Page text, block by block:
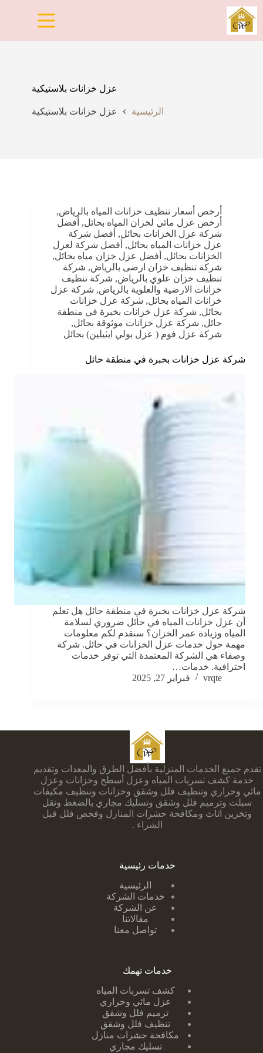
التجاوز
إلى
المحتوى
عزل خزانات بلاستيكية
الرئيسية عزل خزانات بلاستيكية
أرخص أسعار تنظيف خزانات المياه بالرياض,
أرخص عزل مائي لخزان المياه بحائل, أفضل
شركة عزل الخزانات بحائل, أفضل شركة
عزل خزانات المياه بحائل, أفضل شركة لعزل
الخزانات بحائل, أفضل عزل خزان مياه بحائل,
شركة تنظيف خزان ارضى بالرياض, شركة
تنظيف خزان علوي بالرياض, شركة تنظيف
خزانات الارضية والعلوية بالرياض, شركة عزل
خزانات المياه بحائل, شركة عزل خزانات
بحائل, شركة عزل خزانات بخبرة في منطقة
حائل, شركة عزل خزانات موثوقة بحائل,
شركة عزل فوم ( عزل بولي ايثيلين) بحائل
شركة عزل خزانات بخبرة في منطقة حائل
شركة عزل خزانات بخبرة في منطقة حائل هل تعلم
أن عزل خزانات المياه في حائل ضروري لسلامة
المياه وزيادة عمر الخزان؟ سنقدم لكم معلومات
مهمة حول خدمات عزل الخزانات في حائل. شركة
وصفاء هي الشركة المعتمدة التي توفر خدمات
احترافية. خدمات…
vrqte
فبراير 27, 2025
تقدم جميع الخدمات المنزلية بأفضل الطرق والمعدات وتقديم
خدمة كشف تسربات المياه وعزل أسطح وخزانات وعزل
مائي وحراري وتنظيف فلل وشقق وخزانات وتنظيف مكيفات
سبلت وترميم فلل وشقق وتسليك مجاري بالضغط ونقل
وتخزين اثاث ومكافحة حشرات المنازل وفحص فلل قبل
الشراء .
خدمات رئيسية
الرئيسية
خدمات الشركة
عن الشركة
مقالاتنا
تواصل معنا
خدمات تهمك
كشف تسربات ا لمياه
عزل مائي وحراري
ترميم فلل وشقق
تنظيف فلل وشقق
مكافحة حشرات منازل
تسليك مجاري